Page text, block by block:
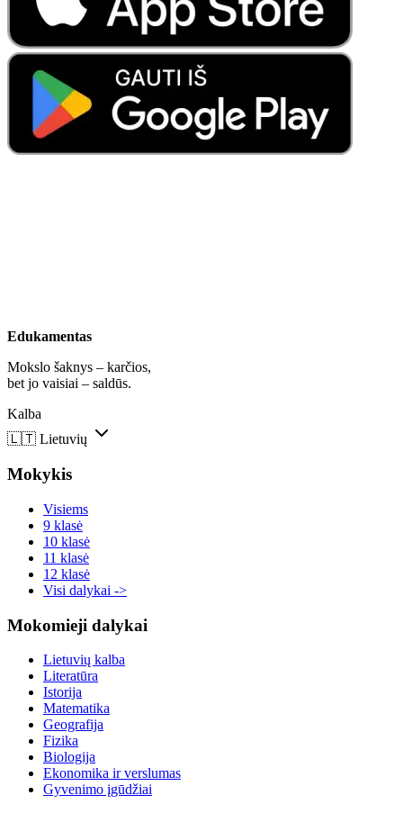
Edukamentas
Mokslo šaknys – karčios,
bet jo vaisiai – saldūs.
Kalba
🇱🇹 Lietuvių
Mokykis
Visiems
9 klasė
10 klasė
11 klasė
12 klasė
Visi dalykai ->
Mokomieji dalykai
Lietuvių kalba
Literatūra
Istorija
Matematika
Geografija
Fizika
Biologija
Ekonomika ir verslumas
Gyvenimo įgūdžiai